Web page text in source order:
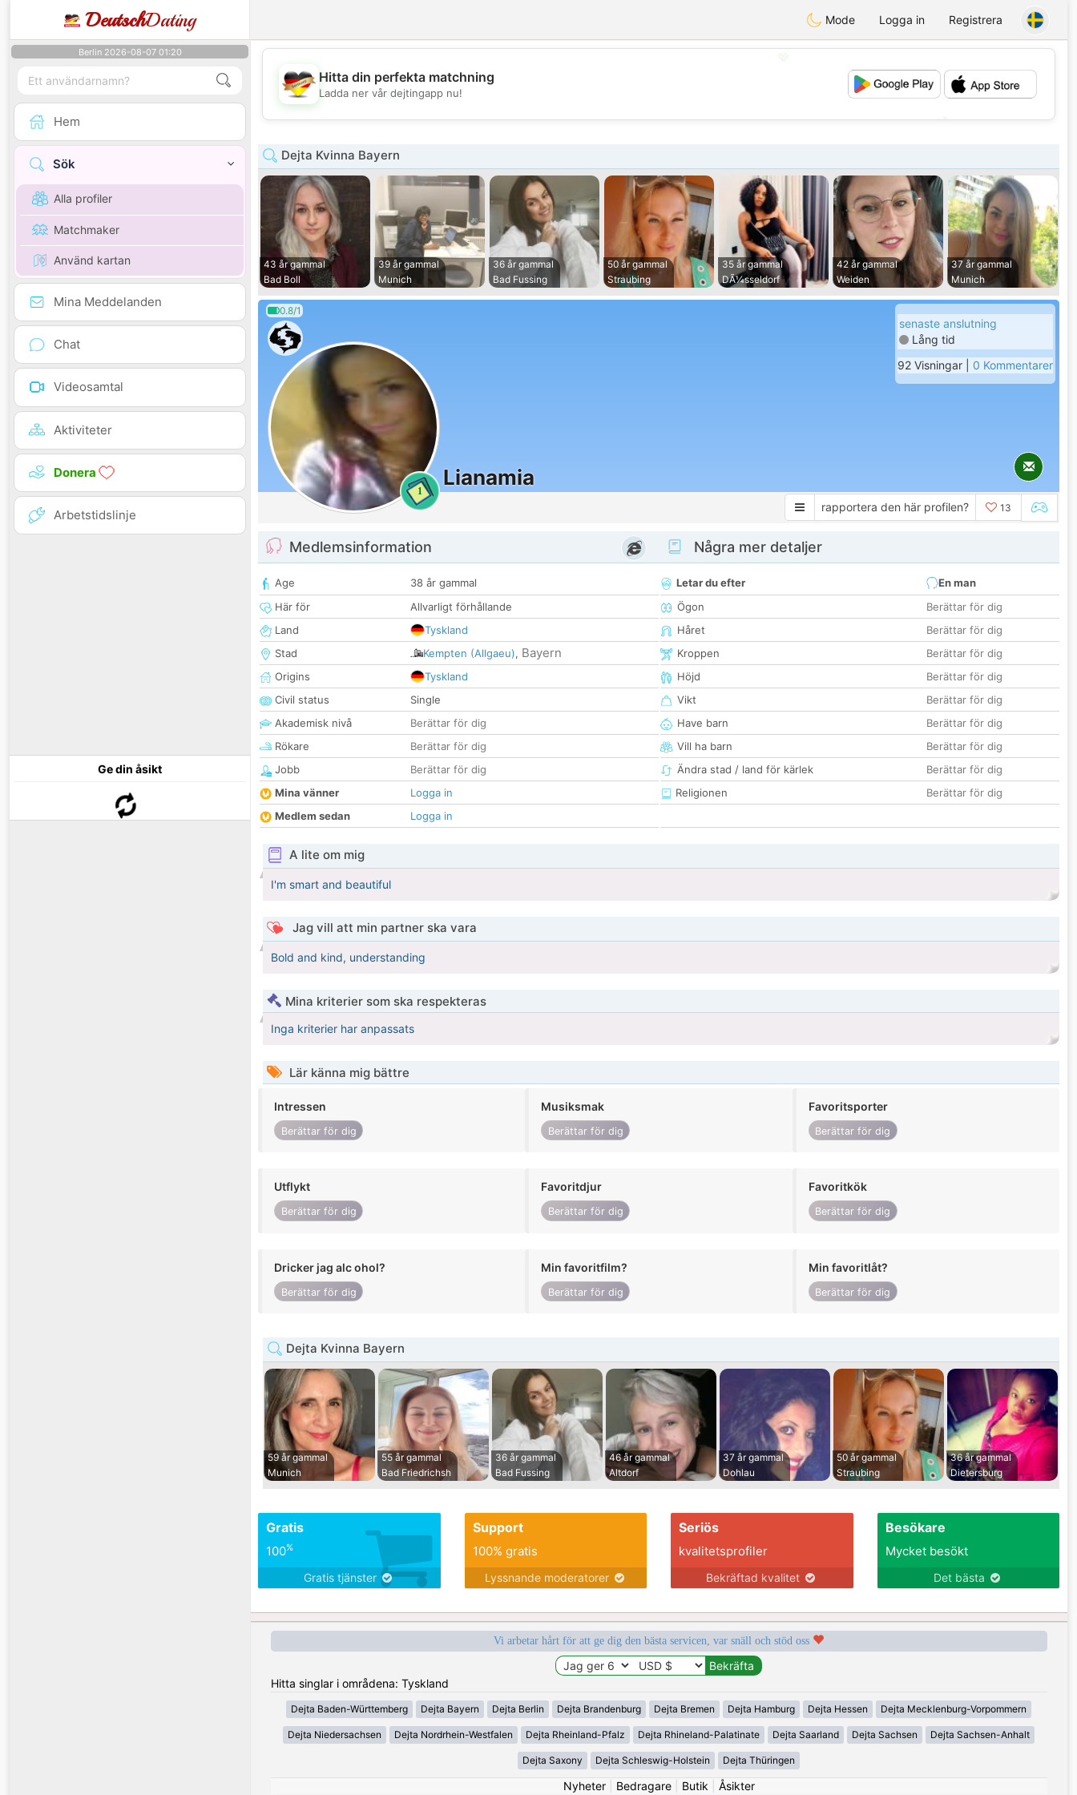
DeutschDating Mode Logga in Registrera
Berlin 2026-08-07 01:20
Hem
Sök
Alla profiler
Matchmaker
Använd kartan
Mina Meddelanden
Chat
Videosamtal
Aktiviteter
Donera
Arbetstidslinje
Ge din åsikt
💖
💕
Hitta din perfekta matchning
Ladda ner vår dejtingapp nu!
Dejta Kvinna Bayern
43 år gammal
Bad Boll
39 år gammal
Munich
36 år gammal
Bad Fussing
50 år gammal
Straubing
35 år gammal
DÃ¼sseldorf
42 år gammal
Weiden
37 år gammal
Munich
0.8/1
1
Lianamia
senaste anslutning
Lång tid
92 Visningar | 0 Kommentarer
rapportera den här profilen? 13
Medlemsinformation
Age
38 år gammal
Här för
Allvarligt förhållande
Land
Tyskland
Stad
Kempten (Allgaeu), Bayern
Origins
Tyskland
Civil status
Single
Akademisk nivå
Berättar för dig
Rökare
Berättar för dig
Jobb
Berättar för dig
Mina vänner
Logga in
Medlem sedan
Logga in
Några mer detaljer
Letar du efter
En man
Ögon
Berättar för dig
Håret
Berättar för dig
Kroppen
Berättar för dig
Höjd
Berättar för dig
Vikt
Berättar för dig
Have barn
Berättar för dig
Vill ha barn
Berättar för dig
Ändra stad / land för kärlek
Berättar för dig
Religionen
Berättar för dig
A lite om mig
I'm smart and beautiful
Jag vill att min partner ska vara
Bold and kind, understanding
Mina kriterier som ska respekteras
Inga kriterier har anpassats
Lär känna mig bättre
Intressen
Berättar för dig
Musiksmak
Berättar för dig
Favoritsporter
Berättar för dig
Utflykt
Berättar för dig
Favoritdjur
Berättar för dig
Favoritkök
Berättar för dig
Dricker jag alc ohol?
Berättar för dig
Min favoritfilm?
Berättar för dig
Min favoritlåt?
Berättar för dig
Dejta Kvinna Bayern
59 år gammal
Munich
55 år gammal
Bad Friedrichsh
36 år gammal
Bad Fussing
46 år gammal
Altdorf
37 år gammal
Dohlau
50 år gammal
Straubing
36 år gammal
Dietersburg
Gratis
100%
Gratis tjänster
Support
100% gratis
Lyssnande moderatorer
Seriös
kvalitetsprofiler
Bekräftad kvalitet
Besökare
Mycket besökt
Det bästa
Vi arbetar hårt för att ge dig den bästa servicen, var snäll och stöd oss
Hitta singlar i områdena: Tyskland
Dejta Baden-Württemberg Dejta Bayern Dejta Berlin Dejta Brandenburg Dejta Bremen Dejta Hamburg Dejta Hessen Dejta Mecklenburg-Vorpommern
Dejta Niedersachsen Dejta Nordrhein-Westfalen Dejta Rheinland-Pfalz Dejta Rhineland-Palatinate Dejta Saarland Dejta Sachsen Dejta Sachsen-Anhalt
Dejta Saxony Dejta Schleswig-Holstein Dejta Thüringen
Nyheter| Bedragare| Butik Åsikter